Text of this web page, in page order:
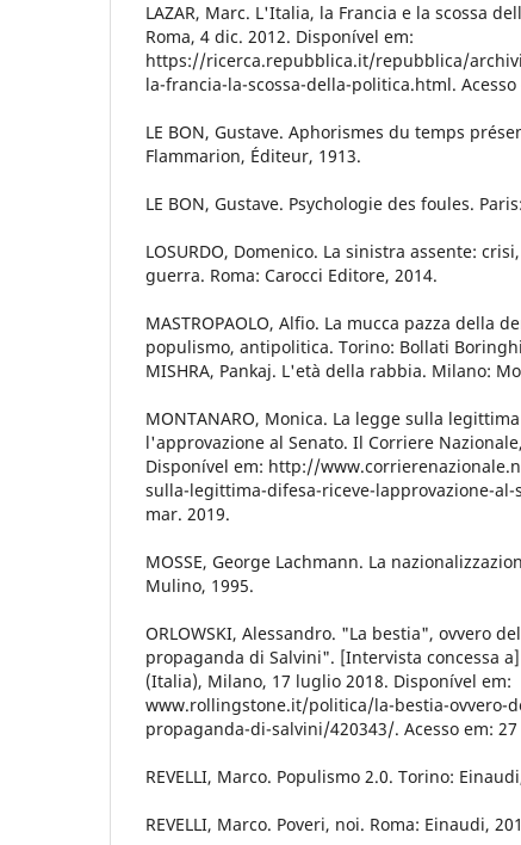
LAZAR, Marc. L'Italia, la Francia e la scossa
Roma, 4 dic. 2012. Disponível em:
https://ricerca.repubblica.it/repubblica/
la-francia-la-scossa-della-politica.html. Acesso
LE BON, Gustave. Aphorismes du temps
Flammarion, Éditeur, 1913.
LE BON, Gustave. Psychologie des foules.
LOSURDO, Domenico. La sinistra assente:
guerra. Roma: Carocci Editore, 2014.
MASTROPAOLO, Alfio. La mucca pazza della
populismo, antipolitica. Torino: Bollati
MISHRA, Pankaj. L'età della rabbia. Milano:
MONTANARO, Monica. La legge sulla
l'approvazione al Senato. Il Corriere
Disponível em: http://
sulla-legittima-difesa-riceve-lapprovazione-al-
mar. 2019.
MOSSE, George Lachmann. La
Mulino, 1995.
ORLOWSKI, Alessandro. "La bestia", ovvero
propaganda di Salvini". [Intervista concessa
(Italia), Milano, 17 luglio 2018. Disponível em:
www.rollingstone.it/politica/la-bestia-ovvero-
propaganda-di-salvini/420343/. Acesso em: 27
REVELLI, Marco. Populismo 2.0. Torino:
REVELLI, Marco. Poveri, noi. Roma: Einaudi,